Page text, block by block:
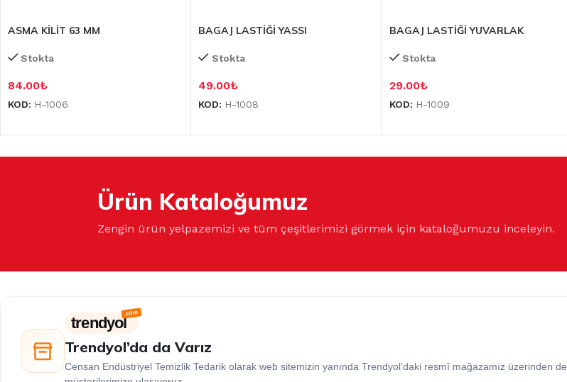
ASMA KİLİT 63 MM
Stokta
84.00₺
KOD: H-1006
BAGAJ LASTİĞİ YASSI
Stokta
49.00₺
KOD: H-1008
BAGAJ LASTİĞİ YUVARLAK
Stokta
29.00₺
KOD: H-1009
Ürün Kataloğumuz
Zengin ürün yelpazemizi ve tüm çeşitlerimizi görmek için kataloğumuzu inceleyin.
trendyol
Trendyol’da da Varız
Censan Endüstriyel Temizlik Tedarik olarak web sitemizin yanında Trendyol’daki resmî mağazamız üzerinden de